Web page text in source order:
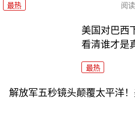
最热 阅读
美国对巴西
看清谁才是
最热
解放军五秒镜头颠覆太平洋